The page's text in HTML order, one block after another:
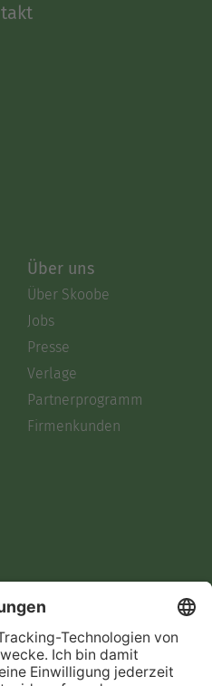
Über uns
Über Skoobe
Jobs
Presse
Verlage
Partnerprogramm
Firmenkunden